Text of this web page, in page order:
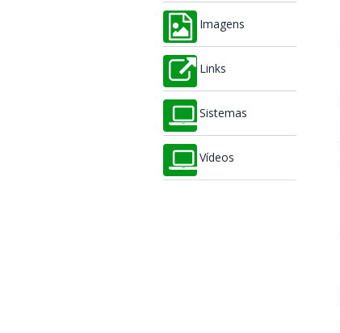
Imagens
Links
Sistemas
Vídeos